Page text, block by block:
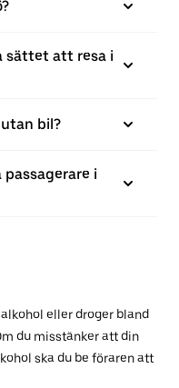
sättet att resa i
bil?
i
eller droger bland
du misstänker att din
ska du be föraren att